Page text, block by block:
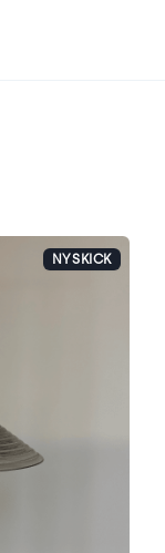
NYSKICK